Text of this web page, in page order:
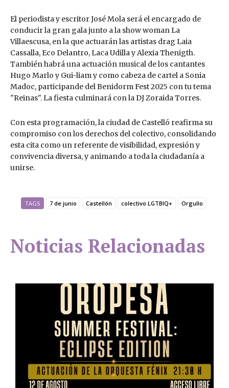
El periodista y escritor José Mola será el encargado de
conducir la gran gala junto a la show woman La
Villaescusa, en la que actuarán las artistas drag Laia
Cassalla, Eco Delantro, Laca Udilla y Alexia Thenigth.
También habrá una actuación musical de los cantantes
Hugo Marlo y Gui-liam y como cabeza de cartel a Sonia
Madoc, participande del Benidorm Fest 2025 con tu tema
"Reinas". La fiesta culminará con la DJ Zoraida Torres.
Con esta programación, la ciudad de Castelló reafirma su
compromiso con los derechos del colectivo, consolidando
esta cita como un referente de visibilidad, expresión y
convivencia diversa, y animando a toda la ciudadanía a
unirse.
TAGS 7 de junio Castellón colectivo LGTBIQ+ Orgullo
Noticias Relacionadas